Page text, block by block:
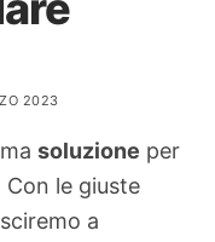
2023
soluzione per
Con le giuste
a